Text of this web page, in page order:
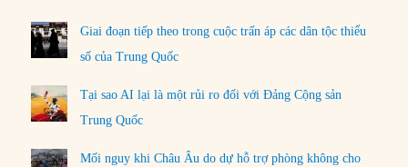
Giai đoạn tiếp theo trong cuộc trấn áp các dân tộc thiểu
số của Trung Quốc
Tại sao AI lại là một rủi ro đối với Đảng Cộng sản
Trung Quốc
Mối nguy khi Châu Âu do dự hỗ trợ phòng không cho